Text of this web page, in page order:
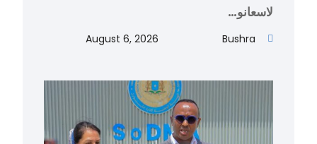
لاسعانو…
Bushra
August 6, 2026